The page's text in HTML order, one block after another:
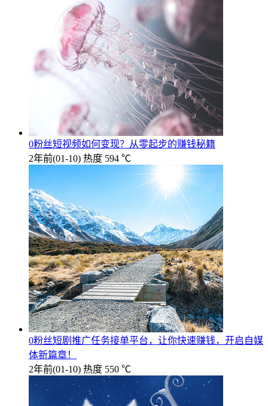
0粉丝短视频如何变现？从零起步的赚钱秘籍
2年前(01-10) 热度 594 ℃
0粉丝短剧推广任务接单平台，让你快速赚钱，开启自媒
体新篇章！
2年前(01-10) 热度 550 ℃